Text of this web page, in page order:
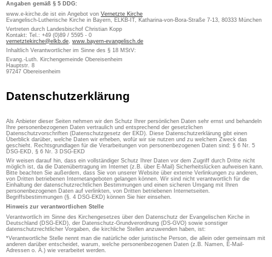
Angaben gemäß § 5 DDG:
www.e-kirche.de ist ein Angebot von Vernetzte Kirche
Evangelisch-Lutherische Kirche in Bayern, ELKB-IT, Katharina-von-Bora-Straße 7-13, 80333 München
Vertreten durch Landesbischof Christian Kopp
Kontakt: Tel.: +49 (0)89 / 5595 - 0
vernetztekirche@elkb.de, www.bayern-evangelisch.de
Inhaltlich Verantwortlicher im Sinne des § 18 MStV:
Evang.-Luth. Kirchengemeinde Obereisenheim
Hauptstr. 8
97247 Obereisenheim
Datenschutzerklärung
Als Anbieter dieser Seiten nehmen wir den Schutz Ihrer persönlichen Daten sehr ernst und behandeln
Ihre personenbezogenen Daten vertraulich und entsprechend der gesetzlichen
Datenschutzvorschriften (Datenschutzgesetz der EKD). Diese Datenschutzerklärung gibt einen
Überblick darüber, welche Daten wir erheben, wofür wir sie nutzen und zu welchem Zweck das
geschieht. Rechtsgrundlagen für die Verarbeitungen von personenbezogenen Daten sind: § 6 Nr. 5
DSG-EKD, § 6 Nr. 3 DSG-EKD
Wir weisen darauf hin, dass ein vollständiger Schutz Ihrer Daten vor dem Zugriff durch Dritte nicht
möglich ist, da die Datenübertragung im Internet (z.B. über E-Mail) Sicherheitslücken aufweisen kann.
Bitte beachten Sie außerdem, dass Sie von unserer Website über externe Verlinkungen zu anderen,
von Dritten betriebenen Internetangeboten gelangen können. Wir sind nicht verantwortlich für die
Einhaltung der datenschutzrechtlichen Bestimmungen und einen sicheren Umgang mit Ihren
personenbezogenen Daten auf verlinkten, von Dritten betriebenen Internetseiten.
Begriffsbestimmungen (§. 4 DSG-EKD) können Sie hier einsehen.
Hinweis zur verantwortlichen Stelle
Verantwortlich im Sinne des Kirchengesetzes über den Datenschutz der Evangelischen Kirche in
Deutschland (DSG-EKD), der Datenschutz-Grundverordnung (DS-GVO) sowie sonstiger
datenschutzrechtlicher Vorgaben, die kirchliche Stellen anzuwenden haben, ist:
*Verantwortliche Stelle nennt man die natürliche oder juristische Person, die allein oder gemeinsam mit
anderen darüber entscheidet, warum, welche personenbezogenen Daten (z.B. Namen, E-Mail-
Adressen o. Ä.) wie verarbeitet werden.